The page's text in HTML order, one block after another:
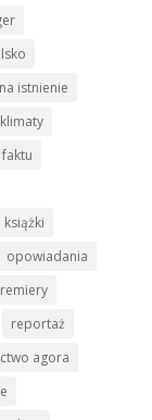
istnienie
książki
opowiadania
reportaż
agora